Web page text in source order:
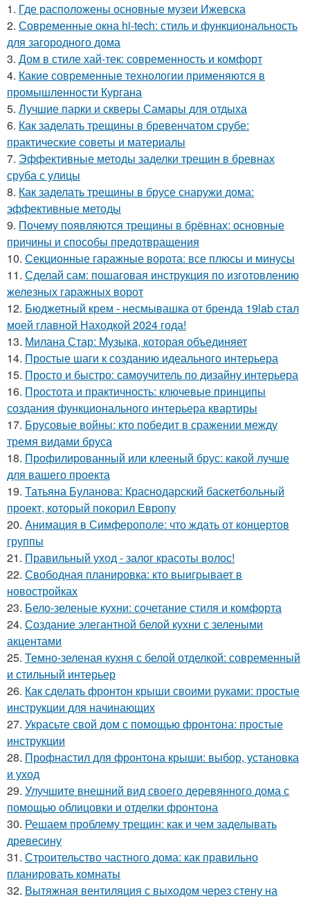
1. Где расположены основные музеи Ижевска
2. Современные окна hi-tech: стиль и функциональность
для загородного дома
3. Дом в стиле хай-тек: современность и комфорт
4. Какие современные технологии применяются в
промышленности Кургана
5. Лучшие парки и скверы Самары для отдыха
6. Как заделать трещины в бревенчатом срубе:
практические советы и материалы
7. Эффективные методы заделки трещин в бревнах
сруба с улицы
8. Как заделать трещины в брусе снаружи дома:
эффективные методы
9. Почему появляются трещины в брёвнах: основные
причины и способы предотвращения
10. Секционные гаражные ворота: все плюсы и минусы
11. Сделай сам: пошаговая инструкция по изготовлению
железных гаражных ворот
12. Бюджетный крем - несмывашка от бренда 19lab стал
моей главной Находкой 2024 года!
13. Милана Стар: Музыка, которая объединяет
14. Простые шаги к созданию идеального интерьера
15. Просто и быстро: самоучитель по дизайну интерьера
16. Простота и практичность: ключевые принципы
создания функционального интерьера квартиры
17. Брусовые войны: кто победит в сражении между
тремя видами бруса
18. Профилированный или клееный брус: какой лучше
для вашего проекта
19. Татьяна Буланова: Краснодарский баскетбольный
проект, который покорил Европу
20. Анимация в Симферополе: что ждать от концертов
группы
21. Правильный уход - залог красоты волос!
22. Свободная планировка: кто выигрывает в
новостройках
23. Бело-зеленые кухни: сочетание стиля и комфорта
24. Создание элегантной белой кухни с зелеными
акцентами
25. Темно-зеленая кухня с белой отделкой: современный
и стильный интерьер
26. Как сделать фронтон крыши своими руками: простые
инструкции для начинающих
27. Украсьте свой дом с помощью фронтона: простые
инструкции
28. Профнастил для фронтона крыши: выбор, установка
и уход
29. Улучшите внешний вид своего деревянного дома с
помощью облицовки и отделки фронтона
30. Решаем проблему трещин: как и чем заделывать
древесину
31. Строительство частного дома: как правильно
планировать комнаты
32. Вытяжная вентиляция с выходом через стену на